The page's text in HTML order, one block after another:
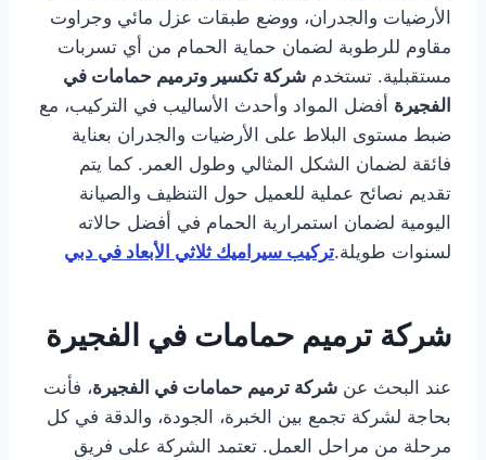
الأرضيات والجدران، ووضع طبقات عزل مائي وجراوت
مقاوم للرطوبة لضمان حماية الحمام من أي تسربات
مستقبلية. تستخدم شركة تكسير وترميم حمامات في
الفجيرة أفضل المواد وأحدث الأساليب في التركيب، مع
ضبط مستوى البلاط على الأرضيات والجدران بعناية
فائقة لضمان الشكل المثالي وطول العمر. كما يتم
تقديم نصائح عملية للعميل حول التنظيف والصيانة
اليومية لضمان استمرارية الحمام في أفضل حالاته
لسنوات طويلة.تركيب سيراميك ثلاثي الأبعاد في دبي
شركة ترميم حمامات في الفجيرة
عند البحث عن شركة ترميم حمامات في الفجيرة، فأنت
بحاجة لشركة تجمع بين الخبرة، الجودة، والدقة في كل
مرحلة من مراحل العمل. تعتمد الشركة على فريق